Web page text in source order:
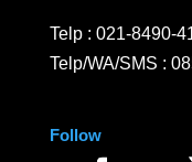
Telp : 021-8490-
Telp/WA/SMS :
Follow